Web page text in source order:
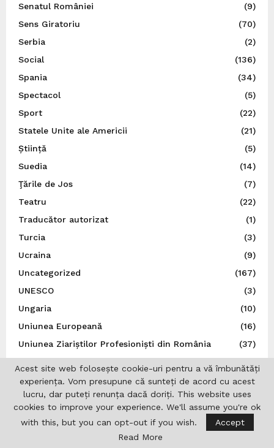
Senatul României
(9)
Sens Giratoriu
(70)
Serbia
(2)
Social
(136)
Spania
(34)
Spectacol
(5)
Sport
(22)
Statele Unite ale Americii
(21)
Știință
(5)
Suedia
(14)
Ţările de Jos
(7)
Teatru
(22)
Traducător autorizat
(1)
Turcia
(3)
Ucraina
(9)
Uncategorized
(167)
UNESCO
(3)
Ungaria
(10)
Uniunea Europeană
(16)
Uniunea Ziariștilor Profesioniști din România
(37)
Acest site web folosește cookie-uri pentru a vă îmbunătăți
experiența. Vom presupune că sunteți de acord cu acest
lucru, dar puteți renunța dacă doriți. This website uses
cookies to improve your experience. We'll assume you're ok
with this, but you can opt-out if you wish.
Accept
Read More